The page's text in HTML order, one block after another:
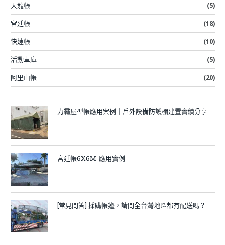
天龍帳
(5)
宮廷帳
(18)
快速帳
(10)
活動車庫
(5)
阿里山帳
(20)
力霸屋型帳應用案例｜戶外設備防護棚建置實績分享
宮廷帳6X6M-應用實例
[常見問答] 採購帳篷，請問全台灣地區都有配送嗎？